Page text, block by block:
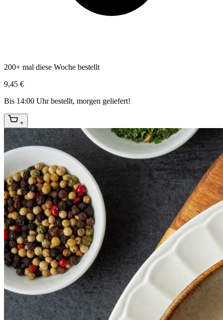
200+ mal diese Woche bestellt
9,45 €
Bis 14:00 Uhr bestellt, morgen geliefert!
+